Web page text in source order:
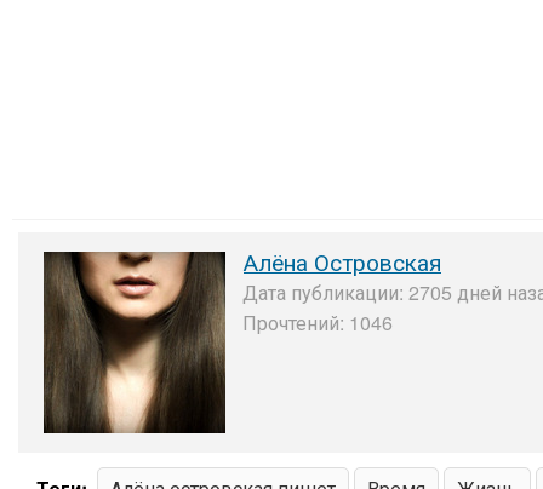
Алёна Островская
Дата публикации: 2705 дней
Прочтений: 1046